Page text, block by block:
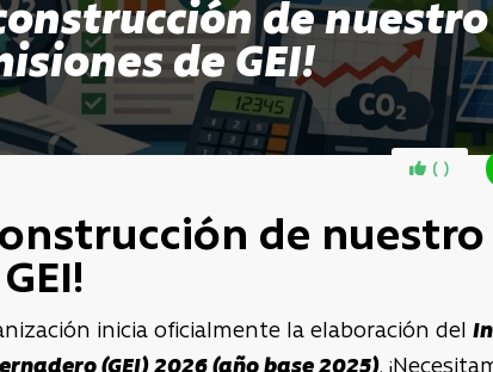
de nuestro
de GEI!
( )
de
inicia oficialmente la elaboración del